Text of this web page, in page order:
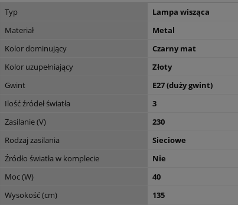
Typ
Lampa wisząca
Materiał
Metal
Kolor dominujący
Czarny mat
Kolor uzupełniający
Złoty
Gwint
E27 (duży gwint)
Ilość źródeł światła
3
Zasilanie (V)
230
Rodzaj zasilania
Sieciowe
Źródło światła w komplecie
Nie
Moc (W)
40
Wysokość (cm)
135